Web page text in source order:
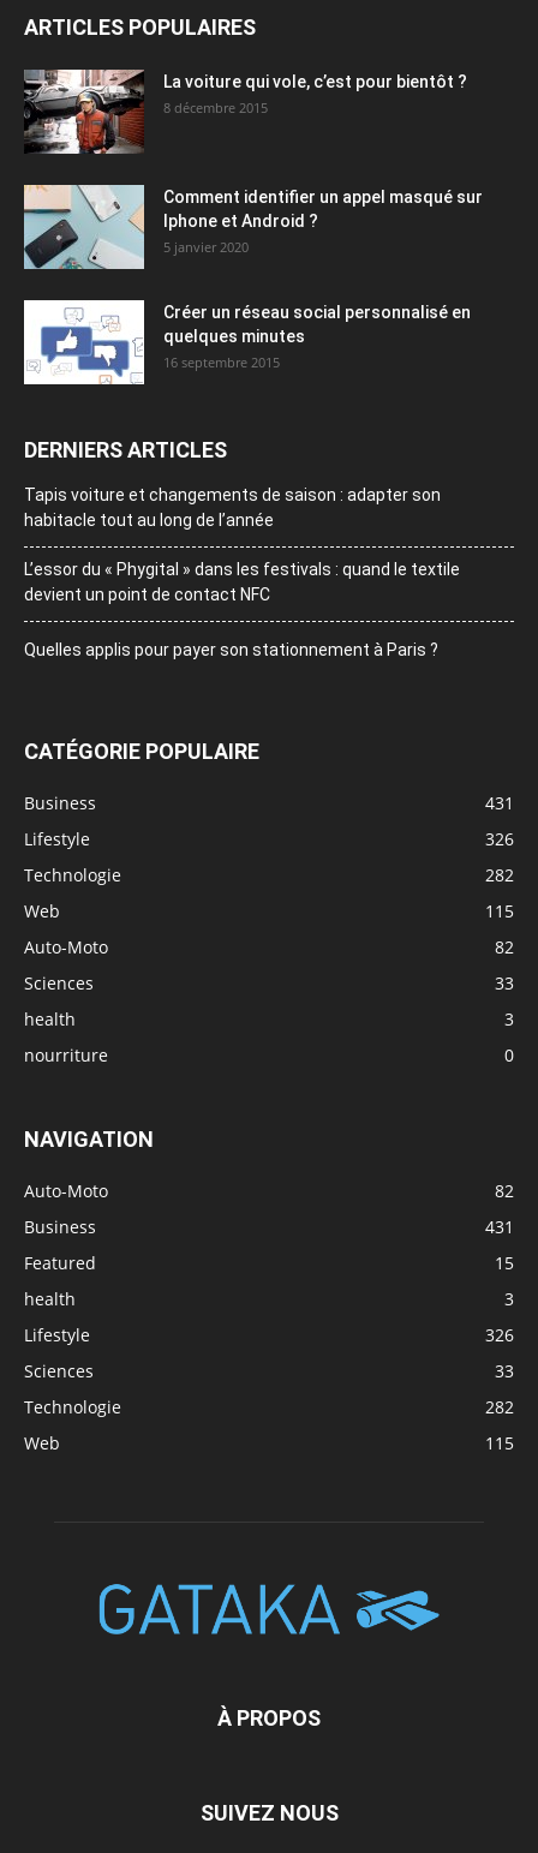
ARTICLES POPULAIRES
La voiture qui vole, c’est pour bientôt ?
8 décembre 2015
Comment identifier un appel masqué sur
Iphone et Android ?
5 janvier 2020
Créer un réseau social personnalisé en
quelques minutes
16 septembre 2015
DERNIERS ARTICLES
Tapis voiture et changements de saison : adapter son
habitacle tout au long de l’année
L’essor du « Phygital » dans les festivals : quand le textile
devient un point de contact NFC
Quelles applis pour payer son stationnement à Paris ?
CATÉGORIE POPULAIRE
Business
431
Lifestyle
326
Technologie
282
Web
115
Auto-Moto
82
Sciences
33
health
3
nourriture
0
NAVIGATION
Auto-Moto
82
Business
431
Featured
15
health
3
Lifestyle
326
Sciences
33
Technologie
282
Web
115
À PROPOS
SUIVEZ NOUS